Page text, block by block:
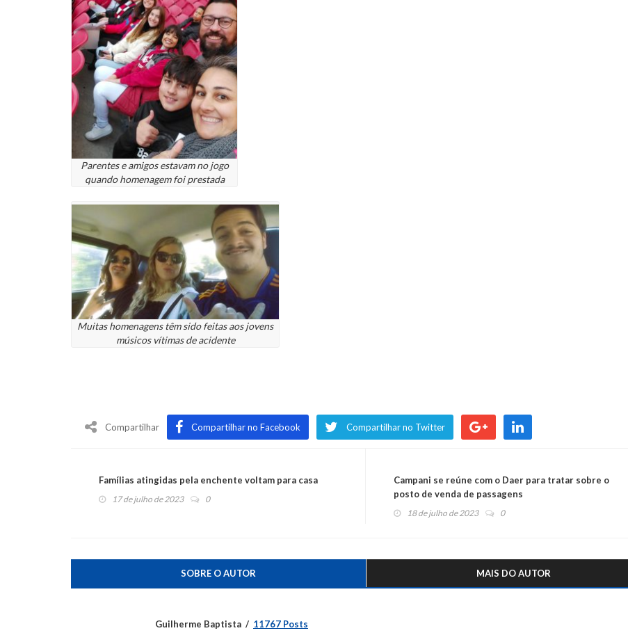
Parentes e amigos estavam no jogo
quando homenagem foi prestada
Muitas homenagens têm sido feitas aos jovens
músicos vítimas de acidente
Compartilhar Compartilhar no Facebook Compartilhar no Twitter
Famílias atingidas pela enchente voltam para casa
17 de julho de 2023 0
Campani se reúne com o Daer para tratar sobre o
posto de venda de passagens
18 de julho de 2023 0
SOBRE O AUTOR MAIS DO AUTOR
Guilherme Baptista 11767 Posts